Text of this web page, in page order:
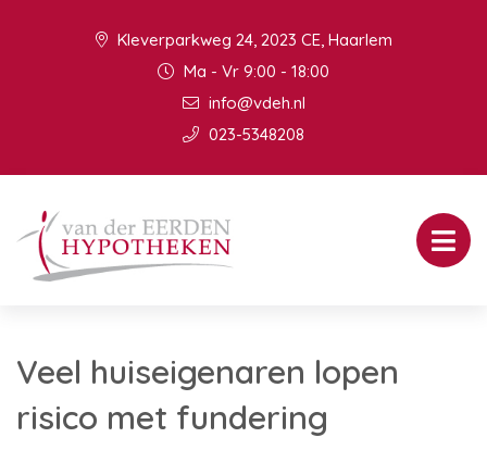
Kleverparkweg 24, 2023 CE, Haarlem
Ma - Vr 9:00 - 18:00
info@vdeh.nl
023-5348208
Veel huiseigenaren lopen
risico met fundering